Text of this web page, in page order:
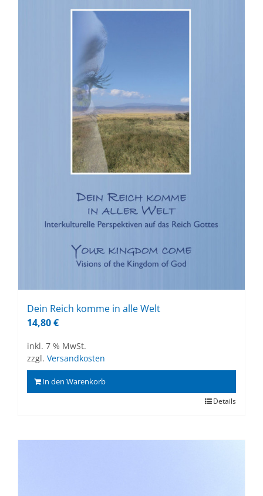
Dein Reich kom­me in alle Welt
14,80€
inkl. 7 % MwSt.
zzgl. Versandkosten
In den Warenkorb
Details